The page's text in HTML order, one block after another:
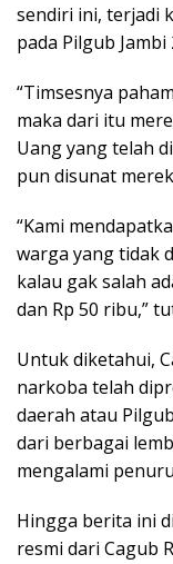
sendiri ini, terjadi
pada Pilgub
“Timsesnya
maka dari itu
Uang yang telah
pun disunat
“Kami
warga yang tidak
kalau gak salah
dan Rp 50 ribu,”
Untuk diketahui,
narkoba telah
daerah atau
dari berbagai
mengalami
Hingga berita ini
resmi dari Cagub